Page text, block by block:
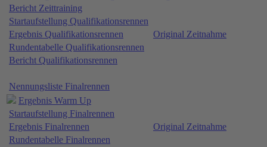
Bericht Zeittraining
Startaufstellung Qualifikationsrennen
Ergebnis Qualifikationsrennen
Original Zeitnahme
Rundentabelle Qualifikationsrennen
Bericht Qualifikationsrennen
Nennungsliste Finalrennen
Ergebnis Warm Up
Startaufstellung Finalrennen
Ergebnis Finalrennen
Original Zeitnahme
Rundentabelle Finalrennen